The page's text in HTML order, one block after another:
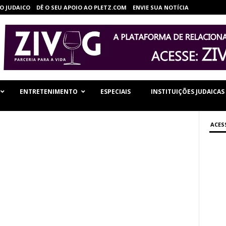
JUDAICO DÊ O SEU APOIO AO PLETZ.COM ENVIE SUA NOTÍCIA
ENTRETENIMENTO ESPECIAIS INSTITUIÇÕES JUDAICAS